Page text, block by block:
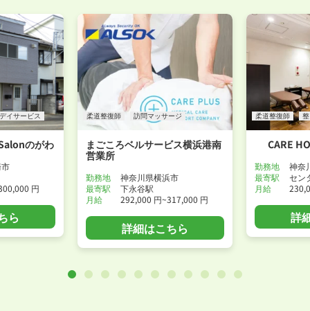
イサービス
のがわ
円
ら
柔道整復師 訪問マッサージ
まごころベルサービス横浜港南
営業所
勤務地
神奈川県横浜市
最寄駅
下永谷駅
月給
292,000 円~317,000 円
詳細はこちら
柔道整復師
CARE
勤務地
神奈
最寄駅
セン
月給
詳